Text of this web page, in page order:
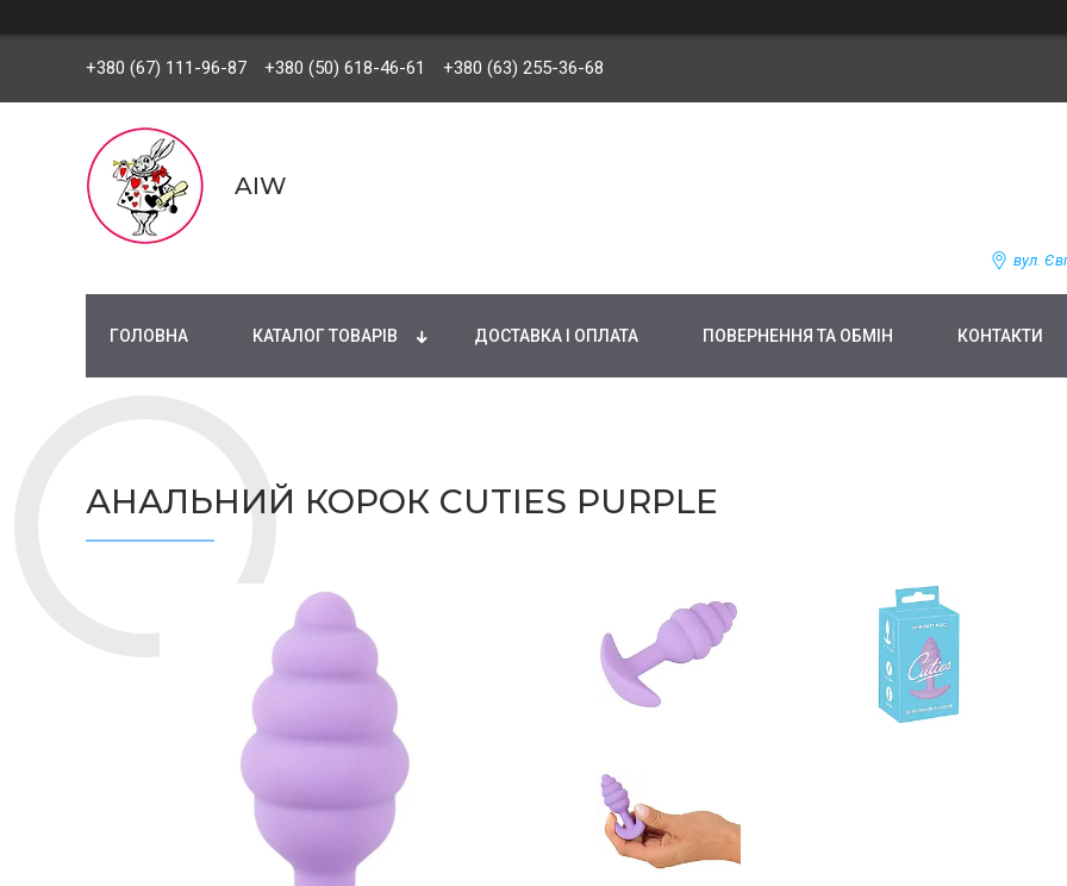
+380 (67) 111-96-87 +380 (50) 618-46-61 +380 (63) 255-36-68
AIW
вул.
ГОЛОВНА КАТАЛОГ ТОВАРІВ ДОСТАВКА І ОПЛАТА ПОВЕРНЕННЯ ТА ОБМІН КОНТАКТИ
АНАЛЬНИЙ КОРОК CUTIES PURPLE